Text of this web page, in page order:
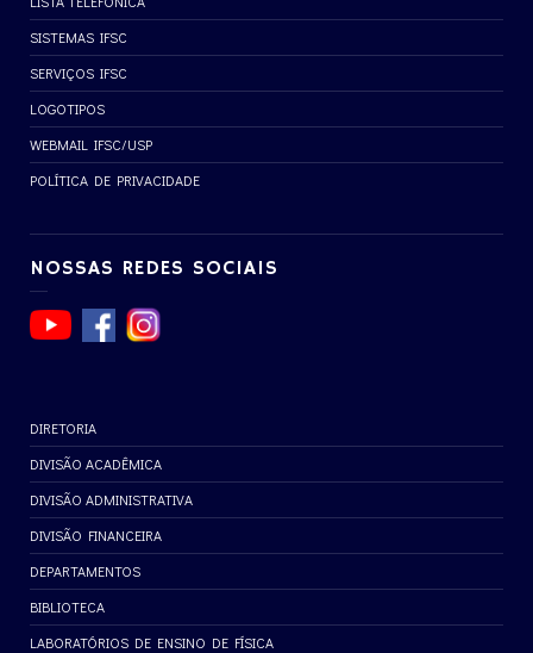
SISTEMAS IFSC
SERVIÇOS IFSC
LOGOTIPOS
WEBMAIL IFSC/USP
POLÍTICA DE PRIVACIDADE
NOSSAS REDES SOCIAIS
DIRETORIA
DIVISÃO ACADÊMICA
DIVISÃO ADMINISTRATIVA
DIVISÃO FINANCEIRA
DEPARTAMENTOS
BIBLIOTECA
LABORATÓRIOS DE ENSINO DE FÍSICA